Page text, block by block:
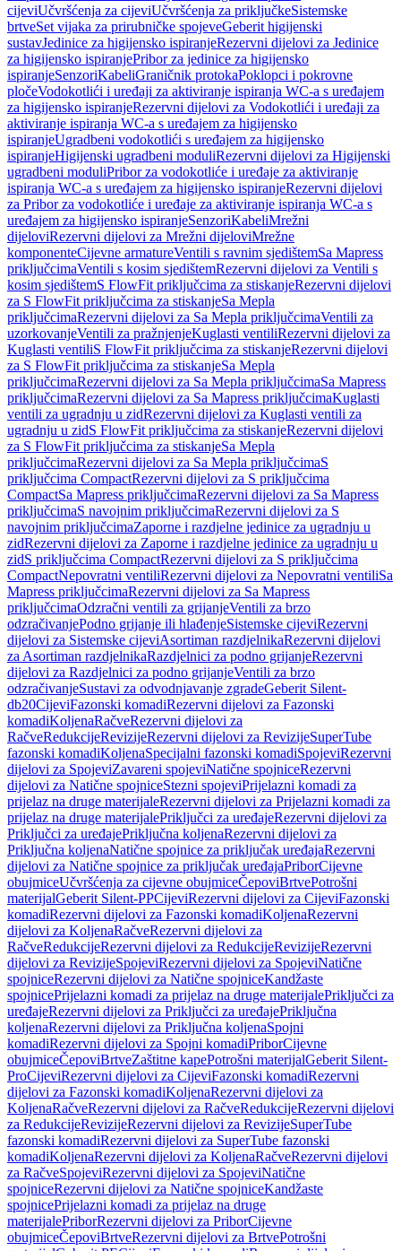
cijeviUčvršćenja za cijeviUčvršćenja za priključkeSistemske
brtveSet vijaka za prirubničke spojeveGeberit higijenski
sustavJedinice za higijensko ispiranjeRezervni dijelovi za Jedinice
za higijensko ispiranjePribor za jedinice za higijensko
ispiranjeSenzoriKabeliGraničnik protokaPoklopci i pokrovne
pločeVodokotlići i uređaji za aktiviranje ispiranja WC-a s uređajem
za higijensko ispiranjeRezervni dijelovi za Vodokotlići i uređaji za
aktiviranje ispiranja WC-a s uređajem za higijensko
ispiranjeUgradbeni vodokotlići s uređajem za higijensko
ispiranjeHigijenski ugradbeni moduliRezervni dijelovi za Higijenski
ugradbeni moduliPribor za vodokotliće i uređaje za aktiviranje
ispiranja WC-a s uređajem za higijensko ispiranjeRezervni dijelovi
za Pribor za vodokotliće i uređaje za aktiviranje ispiranja WC-a s
uređajem za higijensko ispiranjeSenzoriKabeliMrežni
dijeloviRezervni dijelovi za Mrežni dijeloviMrežne
komponenteCijevne armatureVentili s ravnim sjedištemSa Mapress
priključcimaVentili s kosim sjedištemRezervni dijelovi za Ventili s
kosim sjedištemS FlowFit priključcima za stiskanjeRezervni dijelovi
za S FlowFit priključcima za stiskanjeSa Mepla
priključcimaRezervni dijelovi za Sa Mepla priključcimaVentili za
uzorkovanjeVentili za pražnjenjeKuglasti ventiliRezervni dijelovi za
Kuglasti ventiliS FlowFit priključcima za stiskanjeRezervni dijelovi
za S FlowFit priključcima za stiskanjeSa Mepla
priključcimaRezervni dijelovi za Sa Mepla priključcimaSa Mapress
priključcimaRezervni dijelovi za Sa Mapress priključcimaKuglasti
ventili za ugradnju u zidRezervni dijelovi za Kuglasti ventili za
ugradnju u zidS FlowFit priključcima za stiskanjeRezervni dijelovi
za S FlowFit priključcima za stiskanjeSa Mepla
priključcimaRezervni dijelovi za Sa Mepla priključcimaS
priključcima CompactRezervni dijelovi za S priključcima
CompactSa Mapress priključcimaRezervni dijelovi za Sa Mapress
priključcimaS navojnim priključcimaRezervni dijelovi za S
navojnim priključcimaZaporne i razdjelne jedinice za ugradnju u
zidRezervni dijelovi za Zaporne i razdjelne jedinice za ugradnju u
zidS priključcima CompactRezervni dijelovi za S priključcima
CompactNepovratni ventiliRezervni dijelovi za Nepovratni ventiliSa
Mapress priključcimaRezervni dijelovi za Sa Mapress
priključcimaOdzračni ventili za grijanjeVentili za brzo
odzračivanjePodno grijanje ili hlađenjeSistemske cijeviRezervni
dijelovi za Sistemske cijeviAsortiman razdjelnikaRezervni dijelovi
za Asortiman razdjelnikaRazdjelnici za podno grijanjeRezervni
dijelovi za Razdjelnici za podno grijanjeVentili za brzo
odzračivanjeSustavi za odvodnjavanje zgradeGeberit Silent-
db20CijeviFazonski komadiRezervni dijelovi za Fazonski
komadiKoljenaRačveRezervni dijelovi za
RačveRedukcijeRevizijeRezervni dijelovi za RevizijeSuperTube
fazonski komadiKoljenaSpecijalni fazonski komadiSpojeviRezervni
dijelovi za SpojeviZavareni spojeviNatične spojniceRezervni
dijelovi za Natične spojniceStezni spojeviPrijelazni komadi za
prijelaz na druge materijaleRezervni dijelovi za Prijelazni komadi za
prijelaz na druge materijalePriključci za uređajeRezervni dijelovi za
Priključci za uređajePriključna koljenaRezervni dijelovi za
Priključna koljenaNatične spojnice za priključak uređajaRezervni
dijelovi za Natične spojnice za priključak uređajaPriborCijevne
obujmiceUčvršćenja za cijevne obujmiceČepoviBrtvePotrošni
materijalGeberit Silent-PPCijeviRezervni dijelovi za CijeviFazonski
komadiRezervni dijelovi za Fazonski komadiKoljenaRezervni
dijelovi za KoljenaRačveRezervni dijelovi za
RačveRedukcijeRezervni dijelovi za RedukcijeRevizijeRezervni
dijelovi za RevizijeSpojeviRezervni dijelovi za SpojeviNatične
spojniceRezervni dijelovi za Natične spojniceKandžaste
spojnicePrijelazni komadi za prijelaz na druge materijalePriključci za
uređajeRezervni dijelovi za Priključci za uređajePriključna
koljenaRezervni dijelovi za Priključna koljenaSpojni
komadiRezervni dijelovi za Spojni komadiPriborCijevne
obujmiceČepoviBrtveZaštitne kapePotrošni materijalGeberit Silent-
ProCijeviRezervni dijelovi za CijeviFazonski komadiRezervni
dijelovi za Fazonski komadiKoljenaRezervni dijelovi za
KoljenaRačveRezervni dijelovi za RačveRedukcijeRezervni dijelovi
za RedukcijeRevizijeRezervni dijelovi za RevizijeSuperTube
fazonski komadiRezervni dijelovi za SuperTube fazonski
komadiKoljenaRezervni dijelovi za KoljenaRačveRezervni dijelovi
za RačveSpojeviRezervni dijelovi za SpojeviNatične
spojniceRezervni dijelovi za Natične spojniceKandžaste
spojnicePrijelazni komadi za prijelaz na druge
materijalePriborRezervni dijelovi za PriborCijevne
obujmiceČepoviBrtveRezervni dijelovi za BrtvePotrošni